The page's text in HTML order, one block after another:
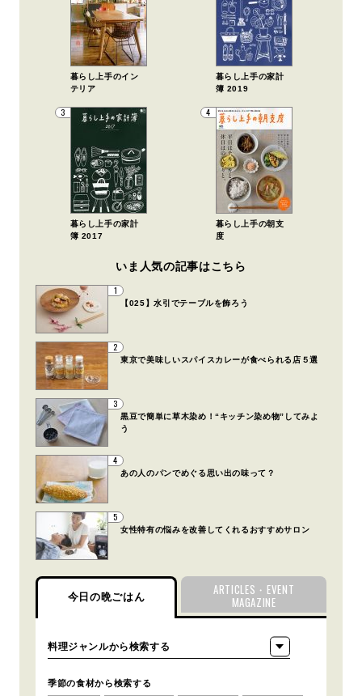
暮らし上手のイン
テリア
暮らし上手の家計
簿 2019
3
暮らし上手の家計
簿 2017
4
暮らし上手の朝支
度
いま人気の記事はこちら
1
【025】水引でテーブルを飾ろう
2
東京で美味しいスパイスカレーが食べられる店５選
3
黒豆で簡単に草木染め！“キッチン染め物”してみよ
う
4
あの人のパンでめぐる思い出の味って？
5
女性特有の悩みを改善してくれるおすすめサロン
今日の晩ごはん
ARTICLES・EVENT
MAGAZINE
季節の食材から検索する